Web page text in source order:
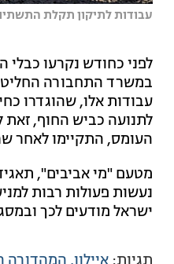
עבודות לתיקון תקלת
לפני כחודש נקרעו
במשרד התחבורה
עבודות אלו, שהוגדרו
לתנועה כביש החוף, זאת
העומס, התקיימו לאחר
מטעם "מי אביבים",
נעשות פעולות רבות
ישראל מודעים לכך